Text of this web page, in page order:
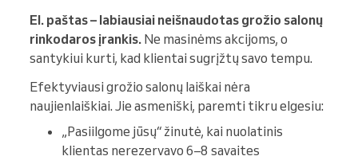
El. paštas – labiausiai neišnaudotas grožio salonų
rinkodaros įrankis. Ne masinėms akcijoms, o
santykiui kurti, kad klientai sugrįžtų savo tempu.
Efektyviausi grožio salonų laiškai nėra
naujienlaiškiai. Jie asmeniški, paremti tikru elgesiu:
„Pasiilgome jūsų“ žinutė, kai nuolatinis
klientas nerezervavo 6–8 savaites